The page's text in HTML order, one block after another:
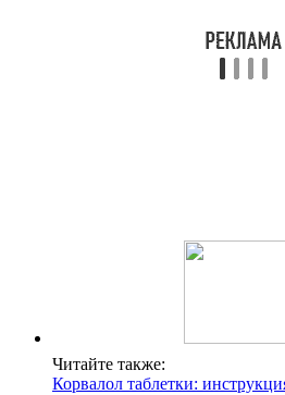
Читайте также:
Корвалол таблетки: